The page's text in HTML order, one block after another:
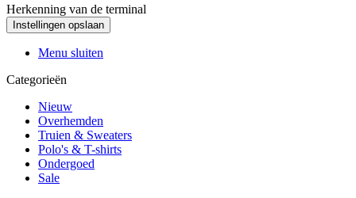
Herkenning van de terminal
Menu sluiten
Categorieën
Nieuw
Overhemden
Truien & Sweaters
Polo's & T-shirts
Ondergoed
Sale